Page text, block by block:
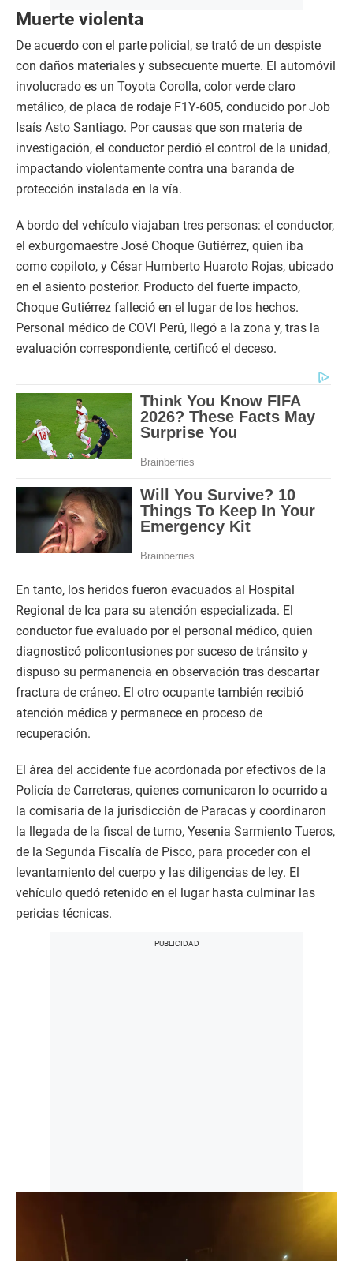
Muerte violenta
De acuerdo con el parte policial, se trató de un despiste
con daños materiales y subsecuente muerte. El automóvil
involucrado es un Toyota Corolla, color verde claro
metálico, de placa de rodaje F1Y-605, conducido por Job
Isaís Asto Santiago. Por causas que son materia de
investigación, el conductor perdió el control de la unidad,
impactando violentamente contra una baranda de
protección instalada en la vía.
A bordo del vehículo viajaban tres personas: el conductor,
el exburgomaestre José Choque Gutiérrez, quien iba
como copiloto, y César Humberto Huaroto Rojas, ubicado
en el asiento posterior. Producto del fuerte impacto,
Choque Gutiérrez falleció en el lugar de los hechos.
Personal médico de COVI Perú, llegó a la zona y, tras la
evaluación correspondiente, certificó el deceso.
En tanto, los heridos fueron evacuados al Hospital
Regional de Ica para su atención especializada. El
conductor fue evaluado por el personal médico, quien
diagnosticó policontusiones por suceso de tránsito y
dispuso su permanencia en observación tras descartar
fractura de cráneo. El otro ocupante también recibió
atención médica y permanece en proceso de
recuperación.
El área del accidente fue acordonada por efectivos de la
Policía de Carreteras, quienes comunicaron lo ocurrido a
la comisaría de la jurisdicción de Paracas y coordinaron
la llegada de la fiscal de turno, Yesenia Sarmiento Tueros,
de la Segunda Fiscalía de Pisco, para proceder con el
levantamiento del cuerpo y las diligencias de ley. El
vehículo quedó retenido en el lugar hasta culminar las
pericias técnicas.